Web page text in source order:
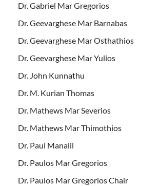
Dr. Gabriel Mar Gregorios
Dr. Geevarghese Mar Barnabas
Dr. Geevarghese Mar Osthathios
Dr. Geevarghese Mar Yulios
Dr. John Kunnathu
Dr. M. Kurian Thomas
Dr. Mathews Mar Severios
Dr. Mathews Mar Thimothios
Dr. Paul Manalil
Dr. Paulos Mar Gregorios
Dr. Paulos Mar Gregorios Chair